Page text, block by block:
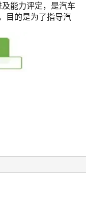
能力评定，是汽车
目的是为了指导汽